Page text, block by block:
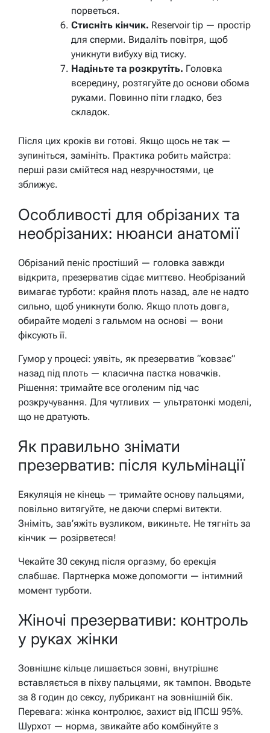
порветься.
Стисніть кінчик. Reservoir tip — простір
для сперми. Видаліть повітря, щоб
уникнути вибуху від тиску.
Надіньте та розкрутіть. Головка
всередину, розтягуйте до основи обома
руками. Повинно піти гладко, без
складок.
Після цих кроків ви готові. Якщо щось не так —
зупиніться, замініть. Практика робить майстра:
перші рази смійтеся над незручностями, це
зближує.
Особливості для обрізаних та
необрізаних: нюанси анатомії
Обрізаний пеніс простіший — головка завжди
відкрита, презерватив сідає миттєво. Необрізаний
вимагає турботи: крайня плоть назад, але не надто
сильно, щоб уникнути болю. Якщо плоть довга,
обирайте моделі з гальмом на основі — вони
фіксують її.
Гумор у процесі: уявіть, як презерватив “ковзає”
назад під плоть — класична пастка новачків.
Рішення: тримайте все оголеним під час
розкручування. Для чутливих — ультратонкі моделі,
що не дратують.
Як правильно знімати
презерватив: після кульмінації
Еякуляція не кінець — тримайте основу пальцями,
повільно витягуйте, не даючи спермі витекти.
Зніміть, зав’яжіть вузликом, викиньте. Не тягніть за
кінчик — розірветеся!
Чекайте 30 секунд після оргазму, бо ерекція
слабшає. Партнерка може допомогти — інтимний
момент турботи.
Жіночі презервативи: контроль
у руках жінки
Зовнішнє кільце лишається зовні, внутрішнє
вставляється в піхву пальцями, як тампон. Вводьте
за 8 годин до сексу, лубрикант на зовнішній бік.
Перевага: жінка контролює, захист від ІПСШ 95%.
Шурхот — норма, звикайте або комбінуйте з